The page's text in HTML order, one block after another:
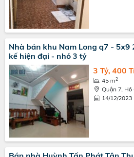
Nhà bán khu Nam Long q7 - 5x9
kế hiện đại - nhỏ 3 tỷ
3 Tỷ, 400
45 m2
Quận 7, Hồ
14/12/2023